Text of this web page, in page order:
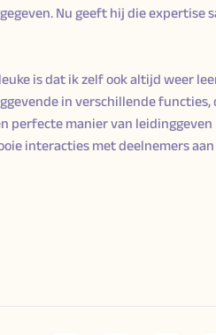
Nu geeft hij die expertise
is dat ik zelf ook altijd weer
in verschillende functies,
perfecte manier van leidinggeven
interacties met deelnemers aan